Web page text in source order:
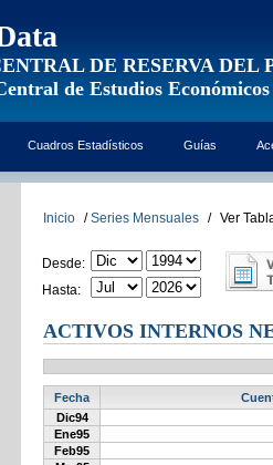
DE RESERVA DEL
de Estudios Económicos
Cuadros Estadísticos Guías
Inicio / Series Mensuales / Ver
Desde:
Hasta:
ACTIVOS INTERNOS
Fecha
Dic94
Ene95
Feb95